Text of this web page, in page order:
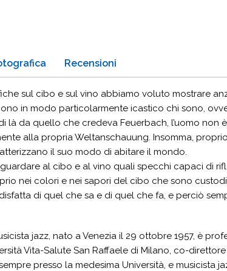
Recensioni
sul cibo e sul vino abbiamo voluto mostrare
in modo particolarmente icastico chi sono,
là da quello che credeva Feuerbach, l’uomo
alla propria Weltanschauung. Insomma,
il suo modo di abitare il mondo.
al cibo e al vino quali specchi capaci di
nei colori e nei sapori del cibo che sono
di quel che sa e di quel che fa, e perciò
jazz, nato a Venezia il 29 ottobre 1957, è
Vita-Salute San Raffaele di Milano, co-
presso la medesima Università, e musicista